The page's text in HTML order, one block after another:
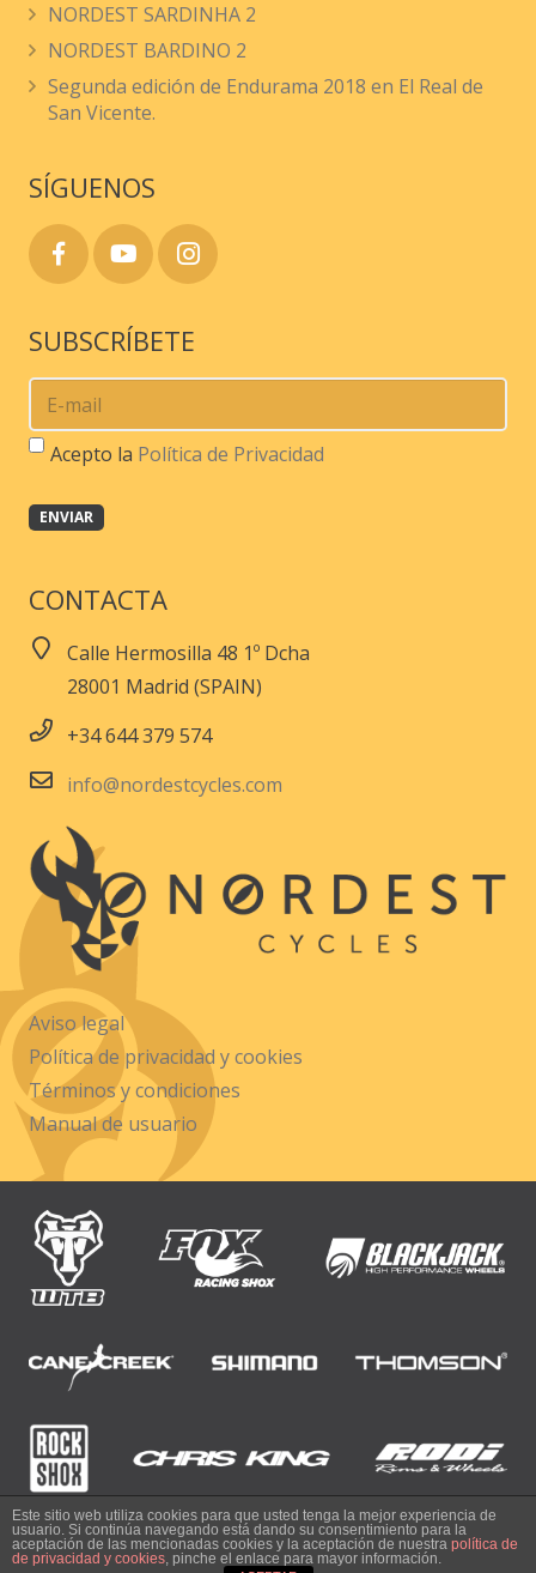
la
NORDEST SARDINHA 2
NORDEST BARDINO 2
Segunda edición de Endurama 2018 en El Real de
San Vicente.
SÍGUENOS
SUBSCRÍBETE
Acepto la Política de Privacidad
CONTACTA
Calle Hermosilla 48 1º Dcha
28001 Madrid (SPAIN)
+34 644 379 574
info@nordestcycles.com
Aviso legal
Política de privacidad y cookies
Términos y condiciones
Manual de usuario
© 2017 NORDEST CYCLES
Este sitio web utiliza cookies para que usted tenga la mejor experiencia de
usuario. Si continúa navegando está dando su consentimiento para la
aceptación de las mencionadas cookies y la aceptación de nuestra política de
de privacidad y cookies, pinche el enlace para mayor información.